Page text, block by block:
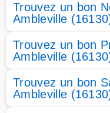
Trouvez un bon
Ambleville
Trouvez un bon
Ambleville
Trouvez un bon
Ambleville